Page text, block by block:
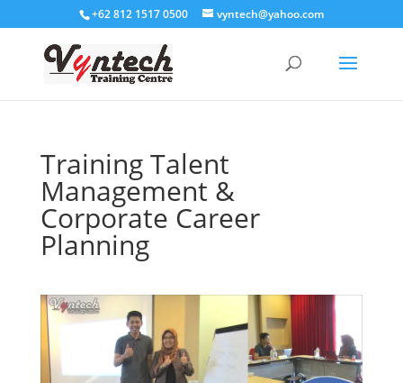
+62 812 1517 0500 vyntech@yahoo.com
Training Talent
Management &
Corporate Career
Planning